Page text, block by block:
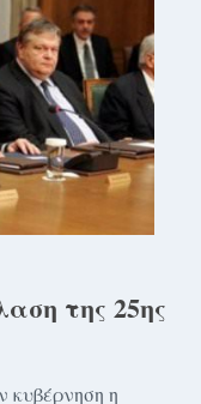
της 25ης
κυβέρνηση η